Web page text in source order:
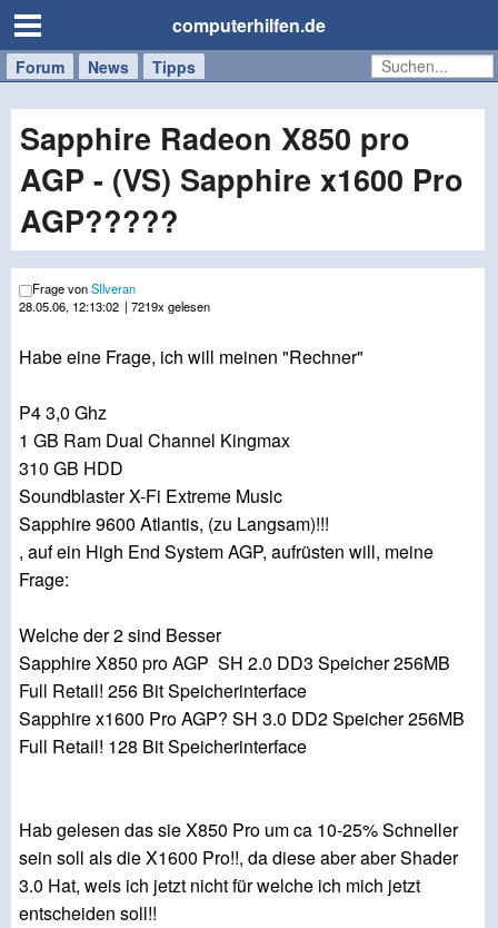
computerhilfen.de
Forum News Tipps
Handy
Tablet
Windows
Mac
Sapphire Radeon X850 pro
AGP - (VS) Sapphire x1600 Pro
AGP?????
Frage vonSIlveran
28.05.06, 12:13:02 | 7219x gelesen
Habe eine Frage, ich will meinen "Rechner"
P4 3,0 Ghz
1 GB Ram Dual Channel Kingmax
310 GB HDD
Soundblaster X-Fi Extreme Music
Sapphire 9600 Atlantis, (zu Langsam)!!!
, auf ein High End System AGP, aufrüsten will, meine
Frage:
Welche der 2 sind Besser
Sapphire X850 pro AGP SH 2.0 DD3 Speicher 256MB
Full Retail! 256 Bit Speicherinterface
Sapphire x1600 Pro AGP? SH 3.0 DD2 Speicher 256MB
Full Retail! 128 Bit Speicherinterface
Hab gelesen das sie X850 Pro um ca 10-25% Schneller
sein soll als die X1600 Pro!!, da diese aber aber Shader
3.0 Hat, weis ich jetzt nicht für welche ich mich jetzt
entscheiden soll!!